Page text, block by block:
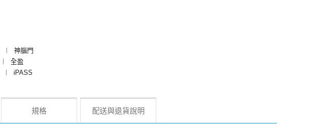
︱
神腦門
︱
全盈
︱
iPASS
規格 配送與退貨說明